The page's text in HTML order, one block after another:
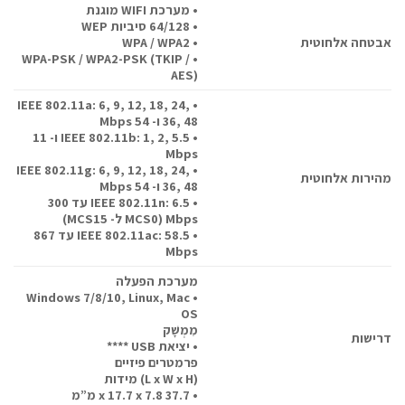
אבטחה אלחוטית
• מערכת WIFI מוגנת
• 64/128 סיביות WEP
• WPA / WPA2
• WPA-PSK / WPA2-PSK (TKIP /
AES)
מהירות אלחוטית
• IEEE 802.11a: 6, 9, 12, 18, 24,
36, 48 ו- 54 Mbps
• IEEE 802.11b: 1, 2, 5.5 ו- 11
Mbps
• IEEE 802.11g: 6, 9, 12, 18, 24,
36, 48 ו- 54 Mbps
• IEEE 802.11n: 6.5 עד 300
Mbps (MCS0 ל- MCS15)
• IEEE 802.11ac: 58.5 עד 867
Mbps
דרישות
מערכת הפעלה
• Windows 7/8/10, Linux, Mac
OS
מִמְשָׁק
• יציאת USB ****
פרמטרים פיזיים
מידות (L x W x H)
• 37.7 x 17.7 x 7.8 מ”מ